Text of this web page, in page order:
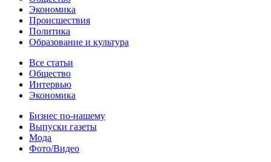
Экономика
Происшествия
Политика
Образование и культура
Статьи
Все статьи
Общество
Интервью
Экономика
Разное
Бизнес по-нашему
Выпуски газеты
Мода
Фото/Видео